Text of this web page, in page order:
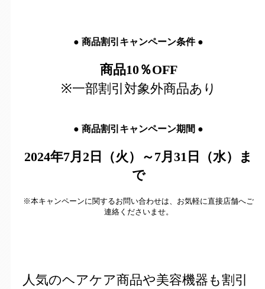
● 商品割引キャンペーン条件●
商品10％OFF
※一部割引対象外商品あり
● 商品割引キャンペーン期間 ●
2024年7月2日（火）～7月31日（水）ま
で
※本キャンペーンに関するお問い合わせは、お気軽に直接店舗へご
連絡くださいませ。
人気のヘアケア商品や美容機器も割引